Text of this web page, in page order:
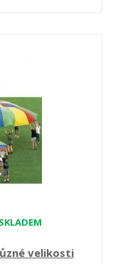
SKLADEM
velikosti